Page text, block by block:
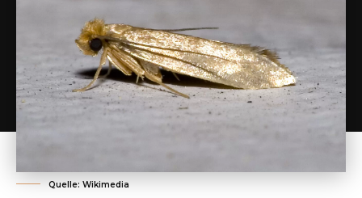
Quelle: Wikimedia